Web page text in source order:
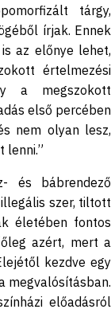
tárgy,
írjak. Ennek
az előnye lehet,
értelmezési
a megszokott
első percében
nem olyan lesz,
lenni.”
és bábrendező
szer, tiltott
életében fontos
azért, mert a
kezdve egy
megvalósításban.
előadásról